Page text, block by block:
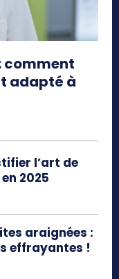
comment
adapté à
l’art de
2025
araignées :
effrayantes !